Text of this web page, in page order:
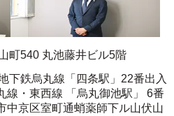
町540 丸池藤井ビル5階
下鉄烏丸線「四条駅」22番出入
線・東西線 「烏丸御池駅」 6番
中京区室町通蛸薬師下ル山伏山